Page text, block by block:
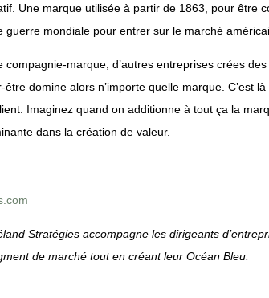
Une marque utilisée à partir de 1863, pour être
guerre mondiale pour entrer sur le marché
compagnie-marque, d’autres entreprises crées
domine alors n’importe quelle marque. C’est
Imaginez quand on additionne à tout ça la
dans la création de valeur.
Stratégies accompagne les dirigeants
de marché tout en créant leur Océan Bleu.